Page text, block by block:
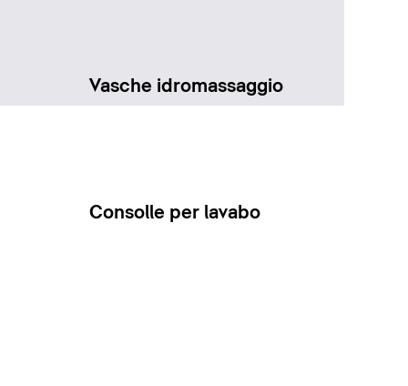
Vasche idromassaggio
Consolle per lavabo